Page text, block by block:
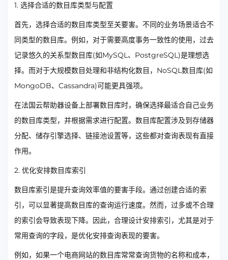
1. 选择合适的数目库类型与配置
首先，选择合适的数目库类型至关要害。不同的业务场景适合不
同类型的数目库。例如，对于需要高度事务一致性的使用，过去
记录悠久的关系型数目库(如MySQL、PostgreSQL)是理想选
择。而对于大规模数目处理和非结构化数目，NoSQL数目库(如
MongoDB、Cassandra)可能更具强项。
在法国云帮助器设备上部署数目库时，确保选择最适合自己业务
的数目库类型，并根据需求进行配置。数目库配置涉及到存储器
分配、储存引擎选择、链接池设置等，这些都对查询表现有直接
作用。
2. 优化安排数目库索引
数目库索引是提升查询效率值的要害手段。通过创建合适的索
引，可以显著提高数目库的查询运行速度。然而，过多或不合理
的索引会导致表现下降。因此，合理设计安排索引，尤其是对于
常用查询的字段，是优化安排查询表现的要害。
例如，如果一个电商网站的数目库常常查询货物的名称和成本，